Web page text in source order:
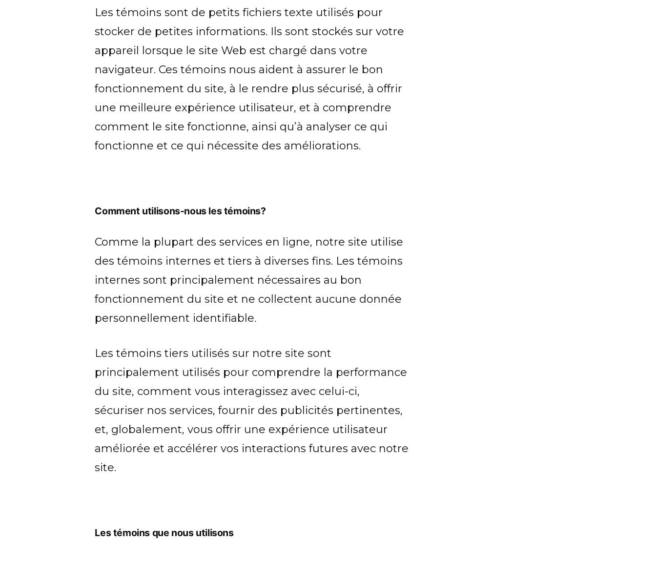
Les témoins sont de petits fichiers texte utilisés pour
stocker de petites informations. Ils sont stockés sur votre
appareil lorsque le site Web est chargé dans votre
navigateur. Ces témoins nous aident à assurer le bon
fonctionnement du site, à le rendre plus sécurisé, à offrir
une meilleure expérience utilisateur, et à comprendre
comment le site fonctionne, ainsi qu’à analyser ce qui
fonctionne et ce qui nécessite des améliorations.
Comment utilisons-nous les témoins?
Comme la plupart des services en ligne, notre site utilise
des témoins internes et tiers à diverses fins. Les témoins
internes sont principalement nécessaires au bon
fonctionnement du site et ne collectent aucune donnée
personnellement identifiable.
Les témoins tiers utilisés sur notre site sont
principalement utilisés pour comprendre la performance
du site, comment vous interagissez avec celui-ci,
sécuriser nos services, fournir des publicités pertinentes,
et, globalement, vous offrir une expérience utilisateur
améliorée et accélérer vos interactions futures avec notre
site.
Les témoins que nous utilisons